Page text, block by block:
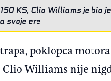
KS, Clio Williams je bio
svoje ere
poklopca
Williams nije